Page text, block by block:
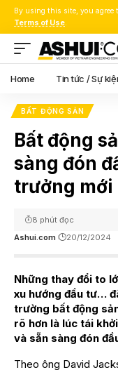
By using this site, you agree
Terms of Use.
Home Tin tức / Sự
BẤT ĐỘNG SẢN
Bất động
sàng đón
trưởng mới
Ashui.com 20/12/2024
8 phút đọc
Những thay đổi to
xu hướng đầu tư…
trường bất động
rõ hơn là lúc tái
và sẵn sàng đón
Theo ông David